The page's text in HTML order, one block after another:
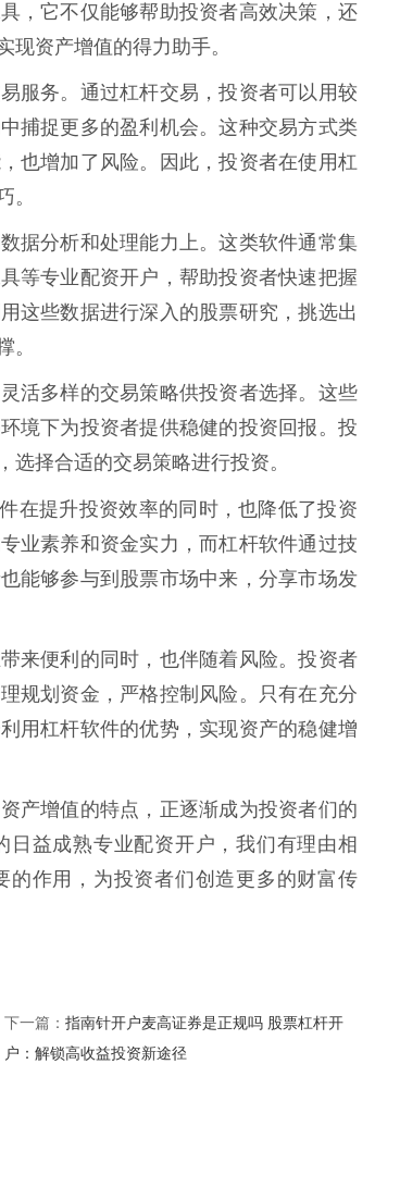
，它不仅能够帮助投资者高效决策，还
资产增值的得力助手。
服务。通过杠杆交易，投资者可以用较
捕捉更多的盈利机会。这种交易方式类
也增加了风险。因此，投资者在使用杠
。
据分析和处理能力上。这类软件通常集
等专业配资开户，帮助投资者快速把握
这些数据进行深入的股票研究，挑选出
。
活多样的交易策略供投资者选择。这些
境下为投资者提供稳健的投资回报。投
择合适的交易策略进行投资。
在提升投资效率的同时，也降低了投资
业素养和资金实力，而杠杆软件通过技
能够参与到股票市场中来，分享市场发
来便利的同时，也伴随着风险。投资者
规划资金，严格控制风险。只有在充分
用杠杆软件的优势，实现资产的稳健增
产增值的特点，正逐渐成为投资者们的
益成熟专业配资开户，我们有理由相
作用，为投资者们创造更多的财富传
下一篇： 指南针开户麦高证券是正规吗 股票杠杆开
户：解锁高收益投资新途径